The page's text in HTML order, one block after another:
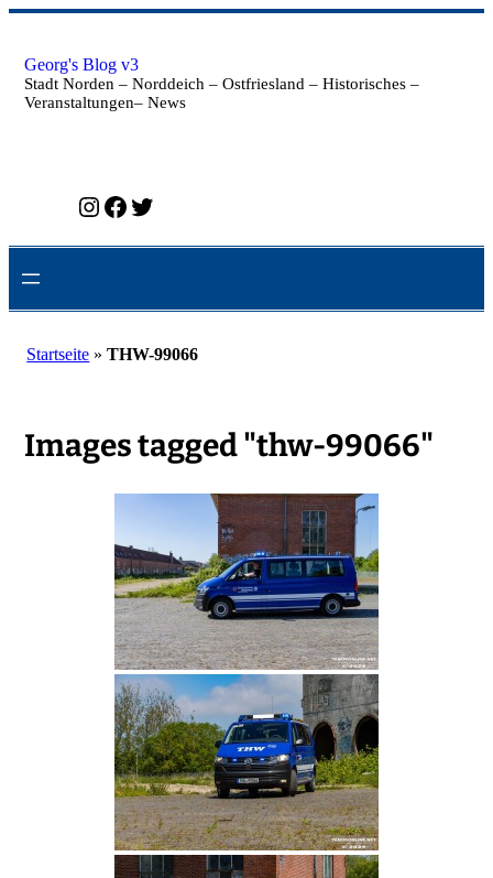
Zum
springen
Georg's Blog v3
Stadt Norden – Norddeich – Ostfriesland – Historisches –
Veranstaltungen– News
Instagram Facebook Twitter
Startseite »THW-99066
Images tagged "thw-99066"